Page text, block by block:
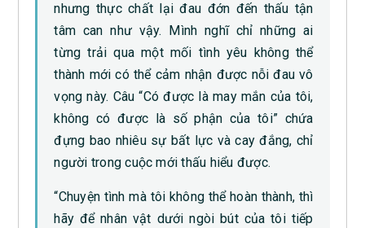
nhưng thực chất lại đau đớn đến thấu tận
tâm can như vậy. Mình nghĩ chỉ những ai
từng trải qua một mối tình yêu không thể
thành mới có thể cảm nhận được nỗi đau vô
vọng này. Câu “Có được là may mắn của tôi,
không có được là số phận của tôi” chứa
đựng bao nhiêu sự bất lực và cay đắng, chỉ
người trong cuộc mới thấu hiểu được.
“Chuyện tình mà tôi không thể hoàn thành, thì
hãy để nhân vật dưới ngòi bút của tôi tiếp